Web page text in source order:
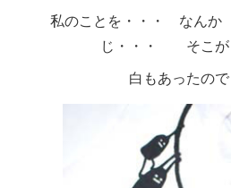
私のことを・・・ なんか
じ・・・ そこが
白もあったので